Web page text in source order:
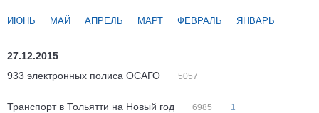
ИЮНЬ МАЙ АПРЕЛЬ МАРТ ФЕВРАЛЬ ЯНВАРЬ
27.12.2015
933 электронных полиса ОСАГО
5057
Транспорт в Тольятти на Новый год 6985 1
Статьи